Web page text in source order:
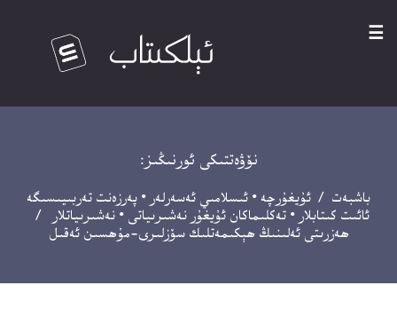
☰
نۆۋەتتىكى ئورنىڭىز:
باشبەت / ئۇيغۇرچە • ئىسلامىي ئەسەرلەر • پەرزەنت تەربىيىسىگە
ئائىت كىتابلار •تەكلىماكان ئۇيغۇر نەشىرىياتى •نەشىرىياتلار
/
ھەزرىتى ئەلىنىڭ ھېكىمەتلىك سۆزلىرى-مۇھسىن ئەقىل